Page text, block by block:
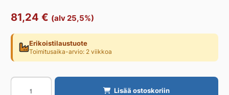
81,24 € (alv 25,5%)
Erikoistilaustuote
Toimitusaika-arvio: 2 viikkoa
Lattiakaivon
Lisää ostoskoriin